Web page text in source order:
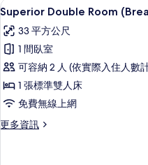
片
for
的
詳
情
顯
示
Superior
Double
Room
(Breakfast
for
2)
16
Superior Double Room
33 平方公尺
1 間臥室
可容納 2 人 (依實際入住人數
1 張標準雙人床
免費無線上網
更多資訊
更